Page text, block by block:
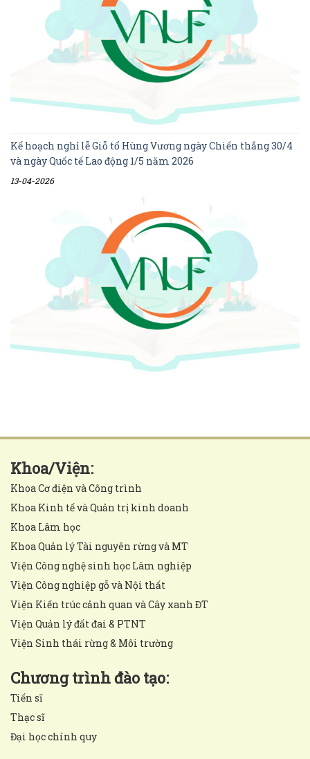
Kế hoạch nghỉ lễ Giỗ tổ Hùng Vương ngày Chiến thắng 30/4
và ngày Quốc tế Lao động 1/5 năm 2026
13-04-2026
Khoa/Viện:
Khoa Cơ điện và Công trình
Khoa Kinh tế và Quản trị kinh doanh
Khoa Lâm học
Khoa Quản lý Tài nguyên rừng và MT
Viện Công nghệ sinh học Lâm nghiệp
Viện Công nghiệp gỗ và Nội thất
Viện Kiến trúc cảnh quan và Cây xanh ĐT
Viện Quản lý đất đai & PTNT
Viện Sinh thái rừng & Môi trường
Chương trình đào tạo:
Tiến sĩ
Thạc sĩ
Đại học chính quy